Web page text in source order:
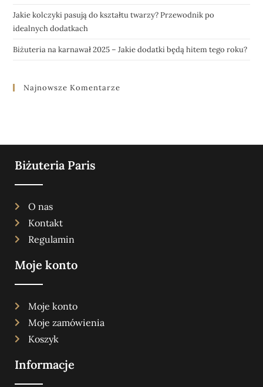
Jakie kolczyki pasują do kształtu twarzy? Przewodnik po
idealnych dodatkach
Biżuteria na karnawał 2025 – Jakie dodatki będą hitem tego roku?
Najnowsze Komentarze
Biżuteria Paris
O nas
Kontakt
Regulamin
Moje konto
Moje konto
Moje zamówienia
Koszyk
Informacje